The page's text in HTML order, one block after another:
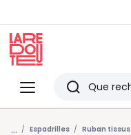
Menu
Redoute
Rechercher
Derniers
... Espadrilles Ruban tissus